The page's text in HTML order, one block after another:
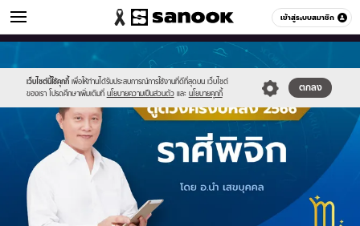
เข้าสู่ระบบสมาชิก
ดูดวง หมวดอื่นๆ
เว็บไซต์นี้ใช้คุกกี้ เพื่อให้ท่านได้รับประสบการณ์การใช้งานที่ดีที่สุดบน เว็บไซต์
ของเรา โปรดศึกษาเพิ่มเติมที่ นโยบายความเป็นส่วนตัว และ นโยบายคุกกี้
ตกลง
//s.isanook.com/sr/0/images/logo-
new-
sanook.png
//s.isanook.com/ho/0/ud/50/252503/3-
11zodiac_1200x720.jpg